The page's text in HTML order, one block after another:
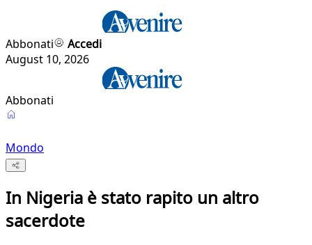
Abbonati
Accedi
August 10, 2026
Abbonati
Mondo
In Nigeria è stato rapito un altro
sacerdote